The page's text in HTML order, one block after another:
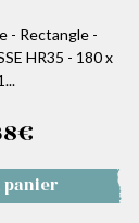
- Rectangle -
HR35 - 180 x
€